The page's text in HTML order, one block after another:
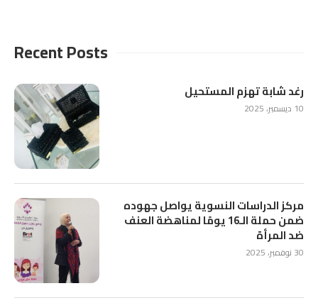
Recent Posts
رغد شابة تهزم المستحيل
10 ديسمبر، 2025
مركز الدراسات النسوية يواصل جهوده
ضمن حملة الـ16 يومًا لمناهضة العنف
ضد المرأة
30 نوفمبر، 2025